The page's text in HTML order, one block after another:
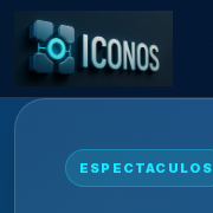
ESPECTACULOS